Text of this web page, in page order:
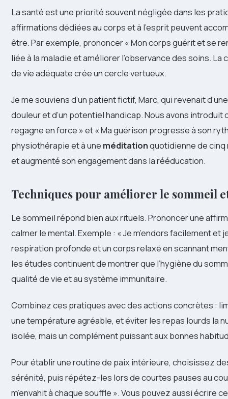
La santé est une priorité souvent négligée dans les
affirmations dédiées au corps et à l’esprit peuvent
être. Par exemple, prononcer « Mon corps guérit et se
liée à la maladie et améliorer l’observance des soins. La
de vie adéquate crée un cercle vertueux.
Je me souviens d’un patient fictif, Marc, qui revenait
douleur et d’un potentiel handicap. Nous avons introduit
regagne en force » et « Ma guérison progresse à son
physiothérapie et à une méditationquotidienne de
et augmenté son engagement dans la rééducation.
Techniques pour améliorer le sommeil
Le sommeil répond bien aux rituels. Prononcer une
calmer le mental. Exemple : « Je m’endors facilement et
respiration profonde et un corps relaxé en scannant
les études continuent de montrer que l’hygiène du
qualité de vie et au système immunitaire.
Combinez ces pratiques avec des actions concrètes :
une température agréable, et éviter les repas lourds la
isolée, mais un complément puissant aux bonnes
Pour établir une routine de paix intérieure, choisissez
sérénité, puis répétez-les lors de courtes pauses au
m’envahit à chaque souffle ». Vous pouvez aussi écrire